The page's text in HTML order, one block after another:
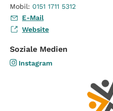
Mobil: 0151 1711 5312
E-Mail
Website
Soziale Medien
Instagram:
Instagram